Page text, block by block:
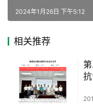
2024年1月26日 下午5:12
相关推荐